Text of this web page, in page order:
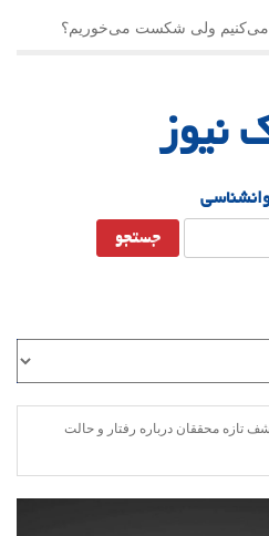
می‌کنیم ولی شکست می‌خوریم؟
نیوز
محققان درباره رفتار و حالت